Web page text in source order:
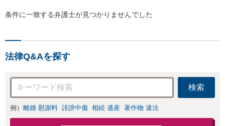
条件に一致する弁護士が見つかりませんでした
法律Q&Aを探す
検索
例） 離婚 慰謝料 誹謗中傷 相続 遺産 著作物 違法